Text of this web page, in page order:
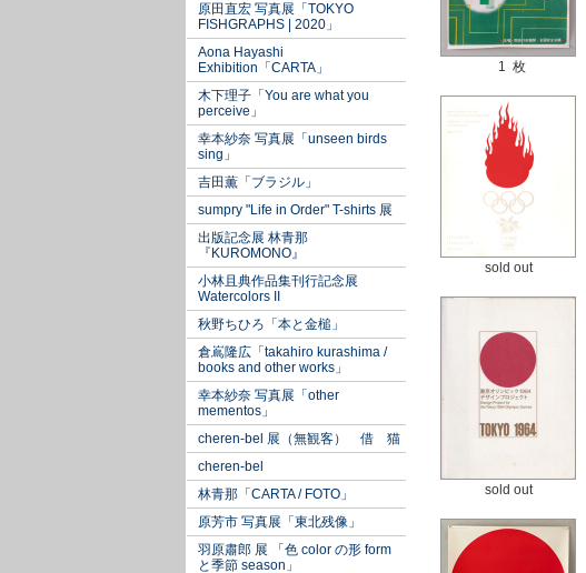
原田直宏 写真展「TOKYO
FISHGRAPHS | 2020」
Aona Hayashi
Exhibition「CARTA」
木下理子「You are what you
perceive」
幸本紗奈 写真展「unseen birds
sing」
吉田薫「ブラジル」
sumpry "Life in Order" T-shirts 展
出版記念展 林青那
『KUROMONO』
小林且典作品集刊行記念展
Watercolors II
秋野ちひろ「本と金槌」
倉嶌隆広「takahiro kurashima /
books and other works」
幸本紗奈 写真展「other
mementos」
cheren-bel 展（無観客） 借 猫
cheren-bel
林青那「CARTA / FOTO」
原芳市 写真展「東北残像」
羽原肅郎 展 「色 color の形 form
と季節 season」
1 枚
sold out
sold out